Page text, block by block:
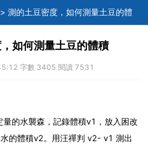
> 測的土豆密度，如何測量土豆的體
如何測量土豆的體積
字數 3405 閱讀 7531
量的水襲森，記錄體積v1，放入困改
的體積v2。用汪禪判 v2- v1 測出